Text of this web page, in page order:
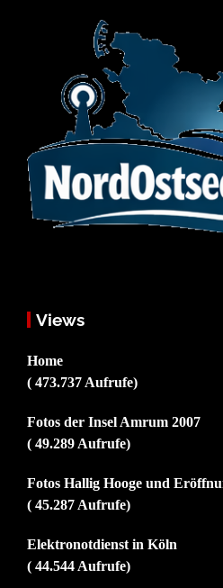
Views
Home
( 473.737 Aufrufe)
Fotos der Insel Amrum 2007
( 49.289 Aufrufe)
Fotos Hallig Hooge und
( 45.287 Aufrufe)
Elektronotdienst in Köln
( 44.544 Aufrufe)